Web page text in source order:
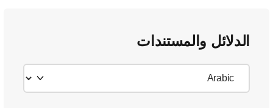
الدلائل والمستندات